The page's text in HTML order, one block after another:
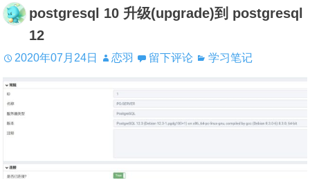
postgresql 10 升级(upgrade)到 postgresql
12
2020年07月24日 恋羽 留下评论 学习笔记